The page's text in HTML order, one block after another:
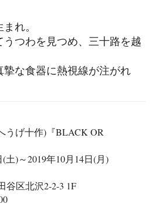
れ。
つわを見つめ、三十路を越
な食器に熱視線が注がれ
うげ十作)『BLACK OR
土)～2019年10月14日(月)
谷区北沢2-2-3 1F